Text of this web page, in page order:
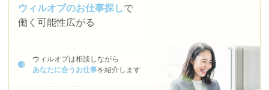
ウィルオブのお仕事探しで
働く可能性広がる
ウィルオブは相談しながら
あなたに合うお仕事を紹介します